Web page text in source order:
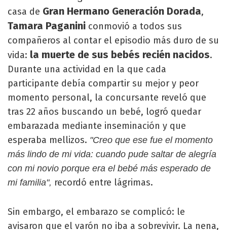
casa de Gran Hermano Generación Dorada,
Tamara Paganini conmovió a todos sus
compañeros al contar el episodio más duro de su
vida: la muerte de sus bebés recién nacidos.
Durante una actividad en la que cada
participante debía compartir su mejor y peor
momento personal, la concursante reveló que
tras 22 años buscando un bebé, logró quedar
embarazada mediante inseminación y que
esperaba mellizos. "Creo que ese fue el momento
más lindo de mi vida: cuando pude saltar de alegría
con mi novio porque era el bebé más esperado de
mi familia", recordó entre lágrimas.
Sin embargo, el embarazo se complicó: le
avisaron que el varón no iba a sobrevivir. La nena,